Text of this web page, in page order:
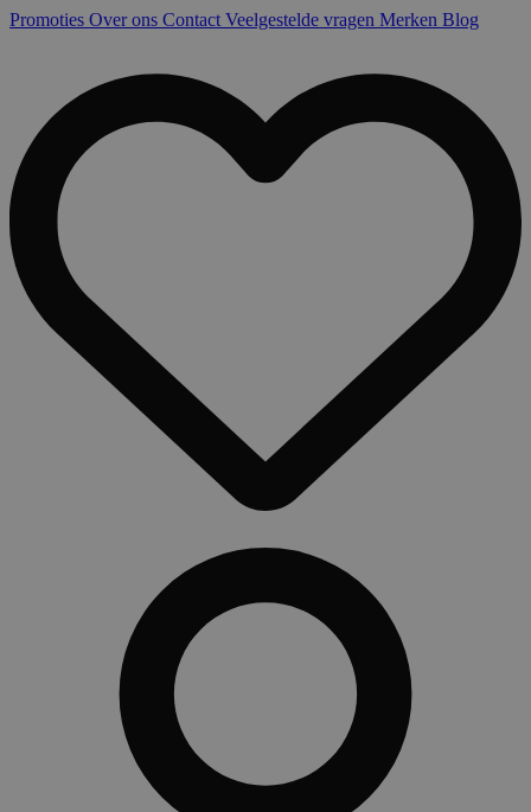
Promoties Over ons Contact Veelgestelde vragen Merken Blog